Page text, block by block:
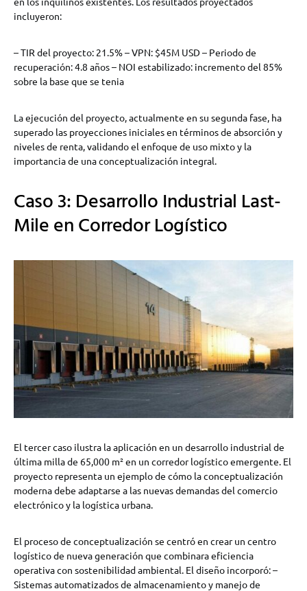
incluyeron:
– TIR del proyecto: 21.5% – VPN: $45M USD – Periodo de
recuperación: 4.8 años – NOI estabilizado: incremento del 85%
sobre la base que se tenia
La ejecución del proyecto, actualmente en su segunda fase, ha
superado las proyecciones iniciales en términos de absorción y
niveles de renta, validando el enfoque de uso mixto y la
importancia de una conceptualización integral.
Caso 3: Desarrollo Industrial Last-
Mile en Corredor Logístico
El tercer caso ilustra la aplicación en un desarrollo industrial de
última milla de 65,000 m² en un corredor logístico emergente. El
proyecto representa un ejemplo de cómo la conceptualización
moderna debe adaptarse a las nuevas demandas del comercio
electrónico y la logística urbana.
El proceso de conceptualización se centró en crear un centro
logístico de nueva generación que combinara eficiencia
operativa con sostenibilidad ambiental. El diseño incorporó: –
Sistemas automatizados de almacenamiento y manejo de